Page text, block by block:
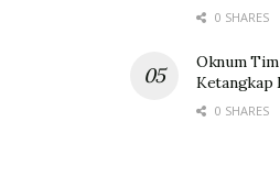
0 SHARES
Oknum
Ketangkap
0 SHARES